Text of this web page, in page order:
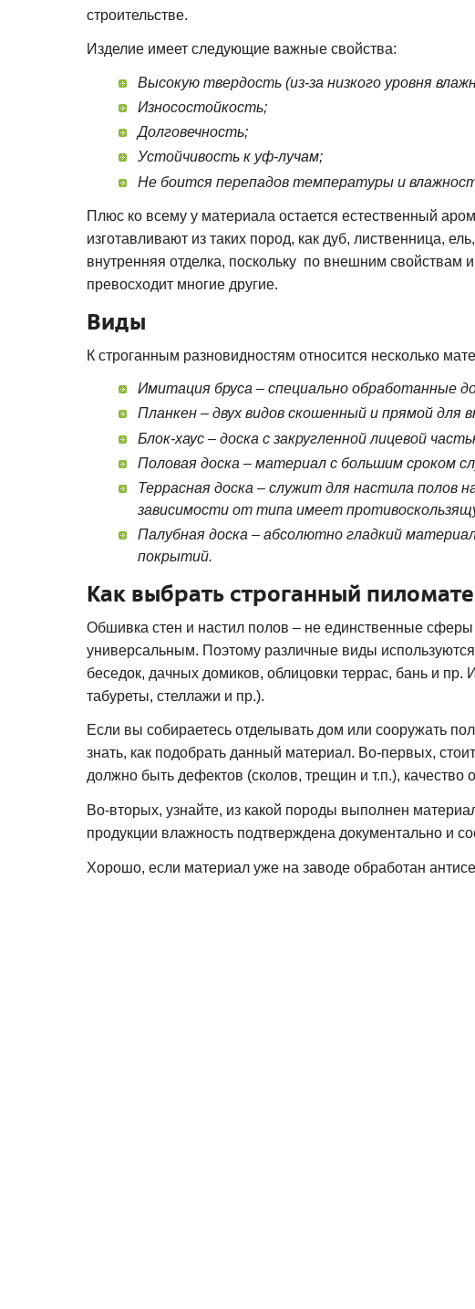
строительстве.
Изделие имеет следующие важные свойства:
Высокую твердость (из-за низкого уровня
Износостойкость;
Долговечность;
Устойчивость к уф-лучам;
Не боится перепадов температуры и
Плюс ко всему у материала остается естественный
изготавливают из таких пород, как дуб, лиственница,
внутренняя отделка, поскольку по внешним свойствам
превосходит многие другие.
Виды
К строганным разновидностям относится несколько
Имитация бруса – специально обработанные
Планкен – двух видов скошенный и прямой для
Блок-хаус – доска с закругленной лицевой
Половая доска – материал с большим сроком
Террасная доска – служит для настила полов
зависимости от типа имеет
Палубная доска – абсолютно гладкий
покрытий.
Как выбрать строганный
Обшивка стен и настил полов – не единственные
универсальным. Поэтому различные виды
беседок, дачных домиков, облицовки террас, бань и пр.
табуреты, стеллажи и пр.).
Если вы собираетесь отделывать дом или сооружать
знать, как подобрать данный материал. Во-первых,
должно быть дефектов (сколов, трещин и т.п.),
Во-вторых, узнайте, из какой породы выполнен
продукции влажность подтверждена документально и
Хорошо, если материал уже на заводе обработан